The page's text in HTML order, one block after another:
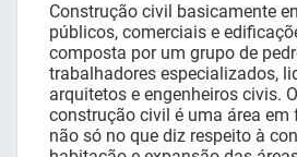
Construção civil basicamente
públicos, comerciais e
composta por um grupo de
trabalhadores especializados,
arquitetos e engenheiros civis.
construção civil é uma área em
não só no que diz respeito à